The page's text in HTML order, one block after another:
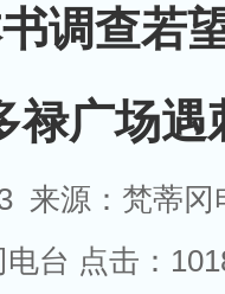
调查若
禄广场遇
来源：梵蒂
台 点击：